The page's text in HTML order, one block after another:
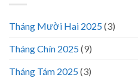
Tháng Mười Hai 2025(3)
Tháng Chín 2025(9)
Tháng Tám 2025(3)